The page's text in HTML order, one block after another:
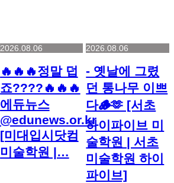
2026.08.06
🔥🔥🔥정말 덥
죠????🔥🔥🔥
에듀뉴스
@edunews.or.kr
[미대입시닷컴
미술학원 |…
2026.08.06
- 옛날에 그렸
던 통나무 이쁘
다🪵🫶 [서초
하이파이브 미
술학원 | 서초
미술학원 하이
파이브]